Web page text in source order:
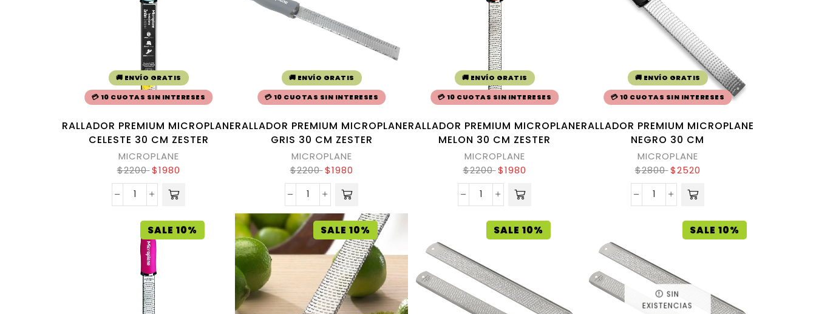
🚚 ENVÍO GRATIS
💳 10 CUOTAS SIN INTERESES
RALLADOR PREMIUM MICROPLANE
CELESTE 30 CM ZESTER
MICROPLANE
$2200 $1980
🚚 ENVÍO GRATIS
💳 10 CUOTAS SIN INTERESES
RALLADOR PREMIUM MICROPLANE
GRIS 30 CM ZESTER
MICROPLANE
$2200 $1980
🚚 ENVÍO GRATIS
💳 10 CUOTAS SIN INTERESES
RALLADOR PREMIUM MICROPLANE
MELON 30 CM ZESTER
MICROPLANE
$2200 $1980
🚚 ENVÍO GRATIS
💳 10 CUOTAS SIN INTERESES
RALLADOR PREMIUM MICROPLANE
NEGRO 30 CM
MICROPLANE
$2800 $2520
SALE 10% SALE 10% SALE 10% SALE 10%
SIN
EXISTENCIAS